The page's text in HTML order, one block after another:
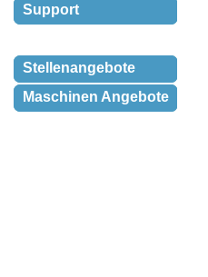
Support
Stellenangebote
Maschinen Angebote